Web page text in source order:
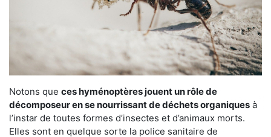
Notons que ces hyménoptères jouent un rôle de
décomposeur en se nourrissant de déchets organiques à
l’instar de toutes formes d’insectes et d’animaux morts.
Elles sont en quelque sorte la police sanitaire de